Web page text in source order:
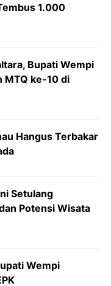
1.000
Bupati Wempi
MTQ ke-10 di
Hangus Terbakar
Setulang
Potensi Wisata
Wempi